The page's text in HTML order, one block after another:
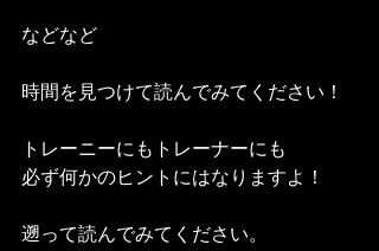
などなど
時間を見つけて読んでみてください！
トレーニーにもトレーナーにも
必ず何かのヒントにはなりますよ！
遡って読んでみてください。